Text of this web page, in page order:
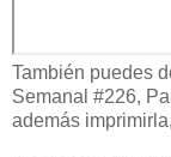
También puedes
Semanal #226,
además imprimirla,